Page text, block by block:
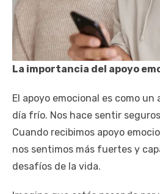
La importancia del apoyo
El apoyo emocional es como un
día frío. Nos hace sentir
Cuando recibimos apoyo
nos sentimos más fuertes y
desafíos de la vida.